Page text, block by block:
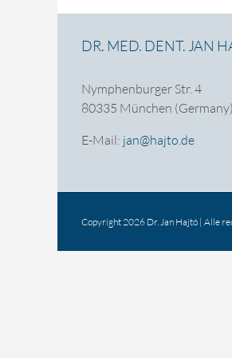
DR. MED. DENT. JAN
Nymphenburger Str. 4
80335 München (Germany)
E-Mail: jan@hajto.de
Copyright 2026 Dr. Jan Hajtó | Alle